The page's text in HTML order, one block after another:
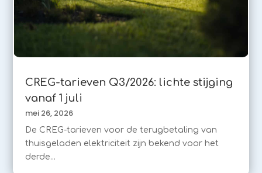
CREG-tarieven Q3/2026: lichte stijging
vanaf 1 juli
mei 26, 2026
De CREG-tarieven voor de terugbetaling van
thuisgeladen elektriciteit zijn bekend voor het
derde...